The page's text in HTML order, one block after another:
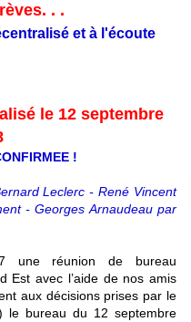
. .
et à l'écoute
le 12 septembre
!
Leclerc - René Vincent
- Georges Arnaudeau par
une réunion de bureau
Est avec l’aide de nos amis
aux décisions prises par le
le bureau du 12 septembre